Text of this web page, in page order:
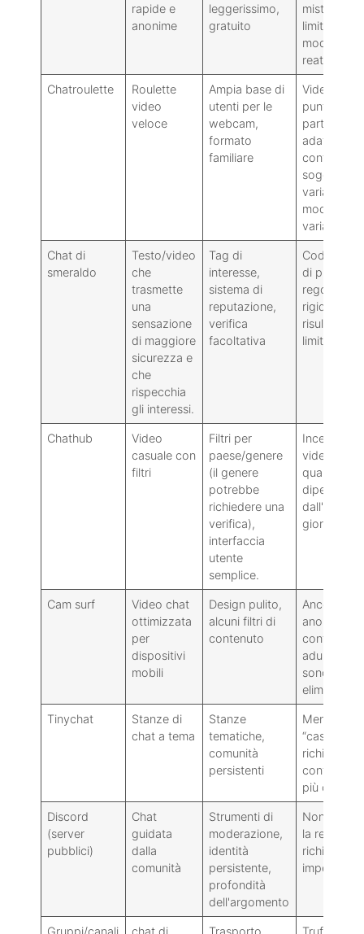
rapide e
anonime
leggerissimo,
gratuito
mista, filtri
limitati,
reattiva
Chatroulette
Roulette
video
veloce
Ampia base di
utenti per le
webcam,
formato
familiare
Video
punto di
partenza
adatto a
contenuti
soggetti a
variazioni,
variabile.
Chat di
smeraldo
Testo/video
che
trasmette
una
sensazione
di maggiore
sicurezza e
che
rispecchia
gli interessi.
Tag di
interesse,
sistema di
reputazione,
verifica
facoltativa
Code nelle
di punta,
regole più
rigide
risultare
limitanti
Chathub
Video
casuale con
filtri
Filtri per
paese/genere
(il genere
potrebbe
richiedere una
verifica),
interfaccia
utente
semplice.
Incentrato
video: la
qualità
dipende
dall'ora del
giorno
Cam surf
Video chat
ottimizzata
per
dispositivi
mobili
Design pulito,
alcuni filtri di
contenuto
Ancora
anonimi: i
contenuti
adulti non
sono stati
eliminati.
Tinychat
Stanze di
chat a tema
Stanze
tematiche,
comunità
persistenti
Meno
“casuale”:
richiede
più
Discord
(server
pubblici)
Chat
guidata
dalla
comunità
Strumenti di
moderazione,
identità
persistente,
profondità
dell'argomento
Non
la
richiede
impegno